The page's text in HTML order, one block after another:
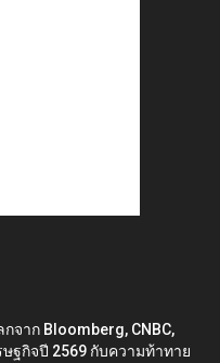
จาก Bloomberg, CNBC,
ษฐกิจปี 2569 กับความท้าทาย